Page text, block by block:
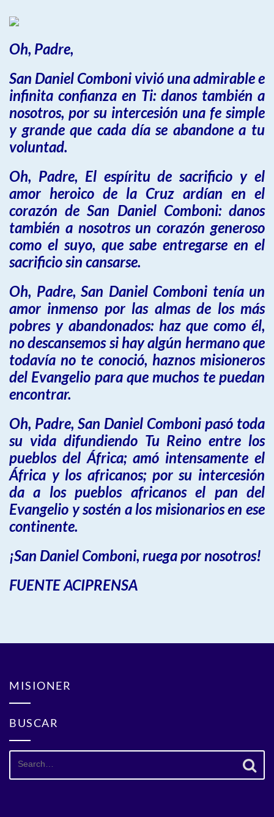
Oh, Padre,
San Daniel Comboni vivió una admirable e
infinita confianza en Ti: danos también a
nosotros, por su intercesión una fe simple
y grande que cada día se abandone a tu
voluntad.
Oh, Padre, El espíritu de sacrificio y el
amor heroico de la Cruz ardían en el
corazón de San Daniel Comboni: danos
también a nosotros un corazón generoso
como el suyo, que sabe entregarse en el
sacrificio sin cansarse.
Oh, Padre, San Daniel Comboni tenía un
amor inmenso por las almas de los más
pobres y abandonados: haz que como él,
no descansemos si hay algún hermano que
todavía no te conoció, haznos misioneros
del Evangelio para que muchos te puedan
encontrar.
Oh, Padre, San Daniel Comboni pasó toda
su vida difundiendo Tu Reino entre los
pueblos del África; amó intensamente el
África y los africanos; por su intercesión
da a los pueblos africanos el pan del
Evangelio y sostén a los misionarios en ese
continente.
¡San Daniel Comboni, ruega por nosotros!
FUENTE ACIPRENSA
MISIONER
BUSCAR
Search